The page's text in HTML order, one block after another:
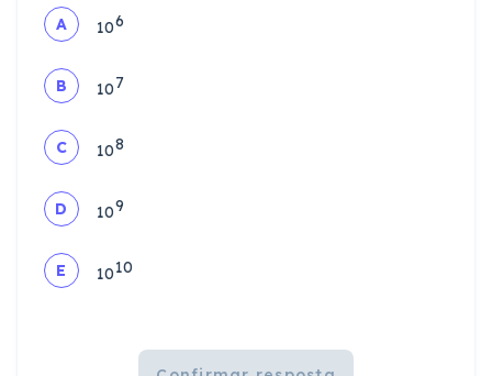
A 106
B 107
C 108
D 109
E 1010